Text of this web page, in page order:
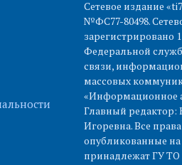
Сетевое издание
№ФС77-80498.
зарегистрировано
Федеральной
связи,
массовых
«Информационное
Главный
Игоревна. Все
опубликованные на
принадлежат ГУ